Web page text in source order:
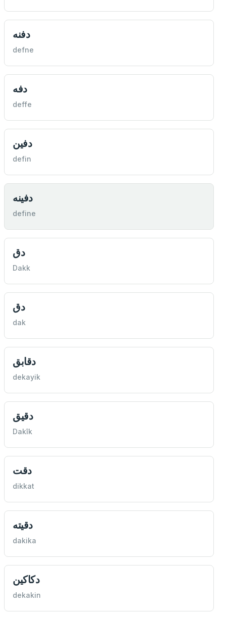
دفنه
defne
دفه
deffe
دفين
defin
دفينه
define
دق
Dakk
دق
dak
دقابق
dekayik
دقيق
Dakîk
دقت
dikkat
دقيته
dakika
دكاكين
dekakin